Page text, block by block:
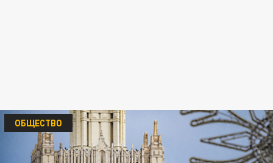
ОБЩЕСТВО